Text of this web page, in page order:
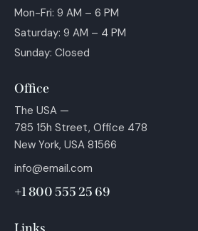
Mon-Fri: 9 AM – 6 PM
Saturday: 9 AM – 4 PM
Sunday: Closed
Office
The USA —
785 15h Street, Office 478
New York, USA 81566
info@email.com
+1 800 555 25 69
Links